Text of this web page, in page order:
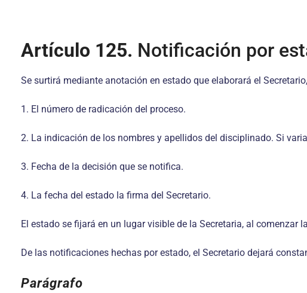
Artículo 125. Notificación por
Se surtirá mediante anotación en estado que elaborará el
1. El número de radicación del proceso.
2. La indicación de los nombres y apellidos del disciplinado. Si
3. Fecha de la decisión que se notifica.
4. La fecha del estado la firma del Secretario.
El estado se fijará en un lugar visible de la Secretaria, al
De las notificaciones hechas por estado, el Secretario dejará
Parágrafo